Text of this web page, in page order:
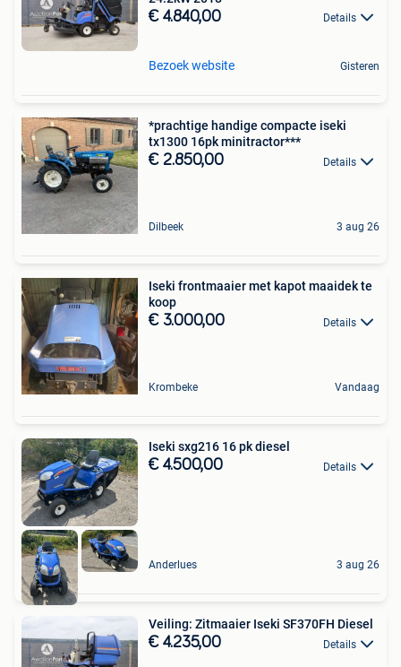
€ 4.840,00 Details
Bezoek website Gisteren
*prachtige handige compacte iseki
tx1300 16pk minitractor***
€ 2.850,00 Details
Dilbeek 3 aug 26
Iseki frontmaaier met kapot maaidek te
koop
€ 3.000,00 Details
Krombeke Vandaag
Iseki sxg216 16 pk diesel
€ 4.500,00 Details
Anderlues 3 aug 26
Veiling: Zitmaaier Iseki SF370FH Diesel
€ 4.235,00 Details